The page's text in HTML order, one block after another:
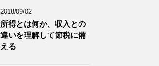
2018/09/02
所得とは何か、収入との
違いを理解して節税に備
える